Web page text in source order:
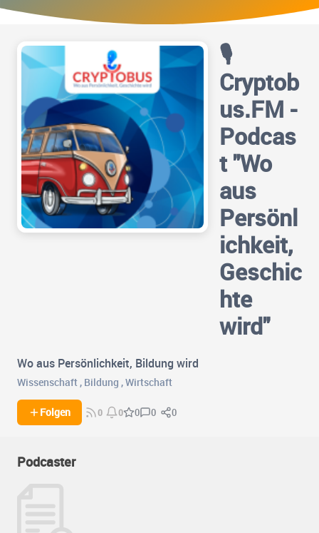
🎙
Cryptob
us.FM -
Podcas
t "Wo
aus
Persönl
ichkeit,
Geschic
hte
wird"
Wo aus Persönlichkeit, Bildung wird
Wissenschaft , Bildung ,Wirtschaft
Folgen 0 0 0 0 0
Podcaster